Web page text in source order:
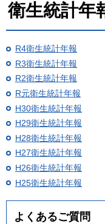
衛生統計年
R4衛生統計年報
R3衛生統計年報
R2衛生統計年報
R元衛生統計年報
H30衛生統計年報
H29衛生統計年報
H28衛生統計年報
H27衛生統計年報
H26衛生統計年報
H25衛生統計年報
よくあるご質問